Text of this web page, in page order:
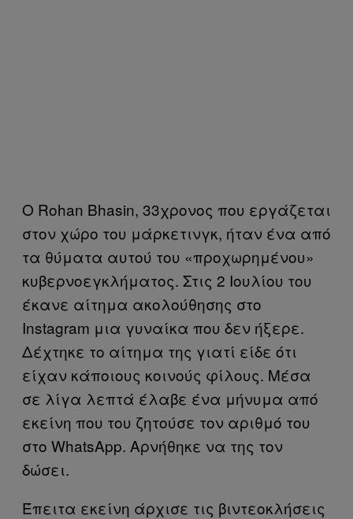
Ο Rohan Bhasin, 33χρονος που εργάζεται
στον χώρο του μάρκετινγκ, ήταν ένα από
τα θύματα αυτού του «προχωρημένου»
κυβερνοεγκλήματος. Στις 2 Ιουλίου του
έκανε αίτημα ακολούθησης στο
Instagram μια γυναίκα που δεν ήξερε.
Δέχτηκε το αίτημα της γιατί είδε ότι
είχαν κάποιους κοινούς φίλους. Μέσα
σε λίγα λεπτά έλαβε ένα μήνυμα από
εκείνη που του ζητούσε τον αριθμό του
στο WhatsApp. Αρνήθηκε να της τον
δώσει.
Έπειτα εκείνη άρχισε τις βιντεοκλήσεις